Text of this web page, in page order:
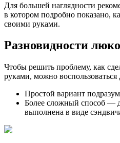
Для большей наглядности
в котором подробно показано,
своими руками.
Разновидности
Чтобы решить проблему, как
руками, можно воспользоваться
Простой вариант
Более сложный способ —
выполнена в виде